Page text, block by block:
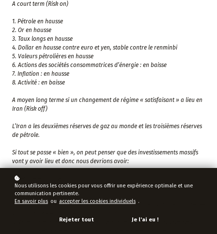
A court term (Risk on)
1. Pétrole en hausse
2. Or en hausse
3. Taux longs en hausse
4. Dollar en hausse contre euro et yen, stable contre le renminbi
5. Valeurs pétrolières en hausse
6. Actions des sociétés consommatrices d’énergie : en baisse
7. Inflation : en hausse
8. Activité : en baisse
A moyen long terme si un changement de régime « satisfaisant » a lieu en
Iran (Risk off)
L’Iran a les deuxièmes réserves de gaz au monde et les troisièmes réserves
de pétrole.
Si tout se passe « bien », on peut penser que des investissements massifs
vont y avoir lieu et donc nous devrions avoir:
1. Pétrole en baisse
2. Or stable ou en baisse
3. Taux réels en hausse
4.Dollar en baisse contre euro et yen. Zone monétaire asiatique « protégée
5. Valeurs pétrolières en légère baisse, protégées par leurs dividendes.
Nous utilisons les cookies pour vous offrir une expérience optimale et une
communication pertinente.
En savoir plus ou accepter les cookies individuels .
Rejeter tout Je l'ai eu !